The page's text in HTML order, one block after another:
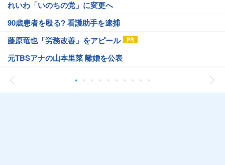
れいわ「いのちの党」に変更へ
90歳患者を殴る? 看護助手を逮捕
藤原竜也「労務改善」をアピール
元TBSアナの山本里菜 離婚を公表